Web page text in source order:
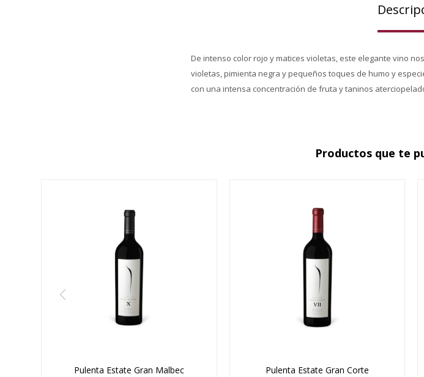
De intenso color rojo y matices violetas, este elegante vino
violetas, pimienta negra y pequeños toques de humo y
con una intensa concentración de fruta y taninos
Productos que te
Pulenta Estate Gran Malbec Pulenta Estate Gran Corte